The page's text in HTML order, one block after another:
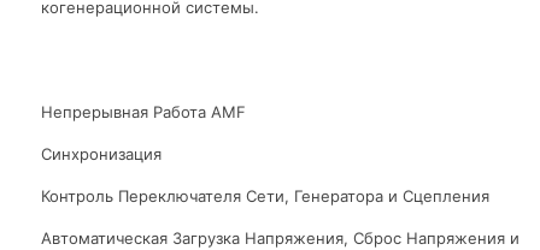
когенерационной системы.
Непрерывная Работа AMF
Синхронизация
Контроль Переключателя Сети, Генератора и Сцепления
Автоматическая Загрузка Напряжения, Сброс Напряжения и